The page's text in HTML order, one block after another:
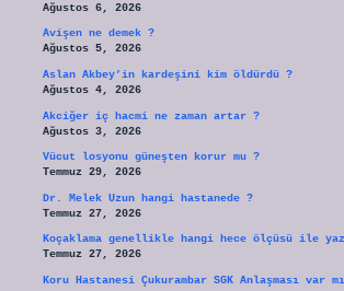
Ağustos 6, 2026
Avişen ne demek ?
Ağustos 5, 2026
Aslan Akbey’in kardeşini kim öldürdü ?
Ağustos 4, 2026
Akciğer iç hacmi ne zaman artar ?
Ağustos 3, 2026
Vücut losyonu güneşten korur mu ?
Temmuz 29, 2026
Dr. Melek Uzun hangi hastanede ?
Temmuz 27, 2026
Koçaklama genellikle hangi hece ölçüsü ile
Temmuz 27, 2026
Koru Hastanesi Çukurambar SGK Anlaşması var